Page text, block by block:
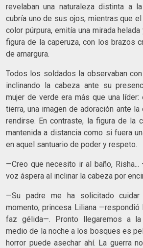
revelaban una naturaleza distinta a
cubría uno de sus ojos, mientras que
color púrpura, emitía una mirada
figura de la caperuza, con los brazos
de amargura.
Todos los soldados la observaban
inclinando la cabeza ante su
mujer de verde era más que una líder:
tierra, una imagen de adoración ante
rendirse. En contraste, la figura de la
mantenida a distancia como si fuera
en aquel santuario de poder y respeto.
—Creo que necesito ir al baño,
voz áspera al inclinar la cabeza por
—Su padre me ha solicitado
momento, princesa Liliana —respondió
faz gélida—. Pronto llegaremos a la
medio de la noche a los bosques es
horror puede asechar ahí. La guerra